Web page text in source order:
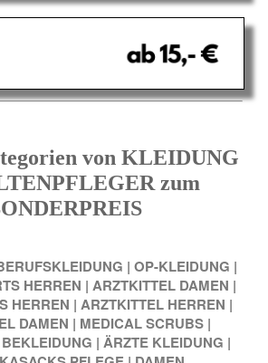
von KLEIDUNG
zum
| OP-KLEIDUNG |
HERREN | ARZTKITTEL DAMEN |
HERREN | ARZTKITTEL HERREN |
DAMEN | MEDICAL SCRUBS |
| ÄRZTE KLEIDUNG |